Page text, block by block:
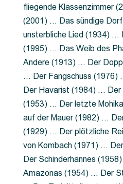
fliegende Klassenzimmer
(2001) … Das sündige
unsterbliche Lied (1934) …
(1995) … Das Weib des
Andere (1913) … Der
… Der Fangschuss (1976)
Der Havarist (1984) … Der
(1953) … Der letzte
auf der Mauer (1982) …
(1929) … Der plötzliche
von Kombach (1971) …
Der Schinderhannes
Amazonas (1954) … Der